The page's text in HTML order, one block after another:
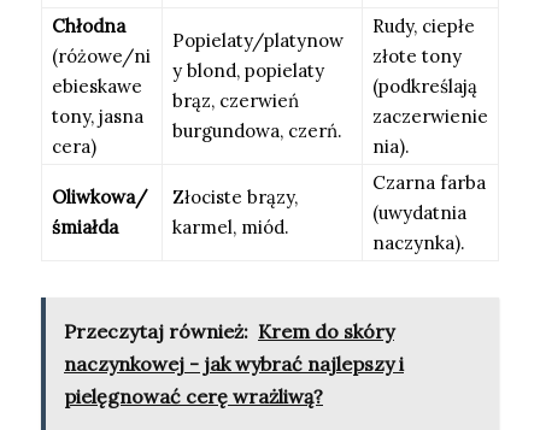
Chłodna
(różowe/ni
ebieskawe
tony, jasna
cera)
Popielaty/platynow
y blond, popielaty
brąz, czerwień
burgundowa, czerń.
Rudy, ciepłe
złote tony
(podkreślają
zaczerwienie
nia).
Oliwkowa/
śmiałda
Złociste brązy,
karmel, miód.
Czarna farba
(uwydatnia
naczynka).
Przeczytaj również: Krem do skóry
naczynkowej - jak wybrać najlepszy i
pielęgnować cerę wrażliwą?